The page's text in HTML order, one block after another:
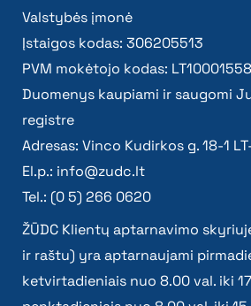
Valstybės įmonė
Įstaigos kodas: 306205513
PVM mokėtojo kodas:
Duomenys kaupiami ir saugomi
registre
Adresas: Vinco Kudirkos g. 18-1
El.p.: info@zudc.lt
Tel.: (0 5) 266 0620
ŽŪDC Klientų aptarnavimo
ir raštu) yra aptarnaujami
ketvirtadieniais nuo 8.00 val. iki